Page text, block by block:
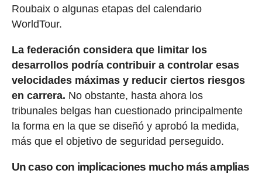
Roubaix o algunas etapas del calendario
WorldTour.
La federación considera que limitar los
desarrollos podría contribuir a controlar esas
velocidades máximas y reducir ciertos riesgos
en carrera. No obstante, hasta ahora los
tribunales belgas han cuestionado principalmente
la forma en la que se diseñó y aprobó la medida,
más que el objetivo de seguridad perseguido.
Un caso con implicaciones mucho más amplias